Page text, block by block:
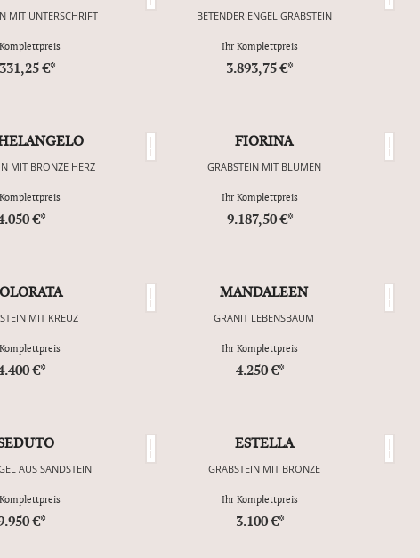
MIT UNTERSCHRIFT
€*
BETENDER ENGEL GRABSTEIN
Ihr Komplettpreis
3.893,75 €*
MIT BRONZE HERZ
€*
FIORINA
GRABSTEIN MIT BLUMEN
Ihr Komplettpreis
9.187,50 €*
MIT KREUZ
€*
MANDALEEN
GRANIT LEBENSBAUM
Ihr Komplettpreis
4.250 €*
AUS SANDSTEIN
€*
ESTELLA
GRABSTEIN MIT BRONZE
Ihr Komplettpreis
3.100 €*